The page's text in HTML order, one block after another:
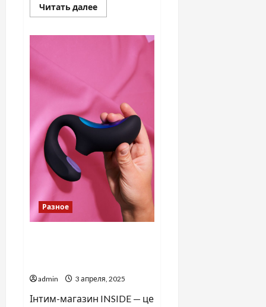
Читать далееПрочитать
больше
Разное
admin 3 апреля, 2025
Інтим-магазин INSIDE — це